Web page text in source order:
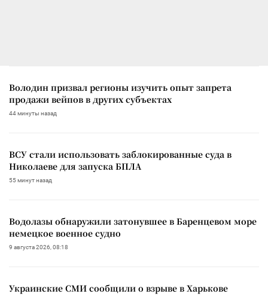
Володин призвал регионы изучить опыт запрета
продажи вейпов в других субъектах
44 минуты назад
ВСУ стали использовать заблокированные суда в
Николаеве для запуска БПЛА
55 минут назад
Водолазы обнаружили затонувшее в Баренцевом море
немецкое военное судно
9 августа 2026, 08:18
Украинские СМИ сообщили о взрыве в Харькове